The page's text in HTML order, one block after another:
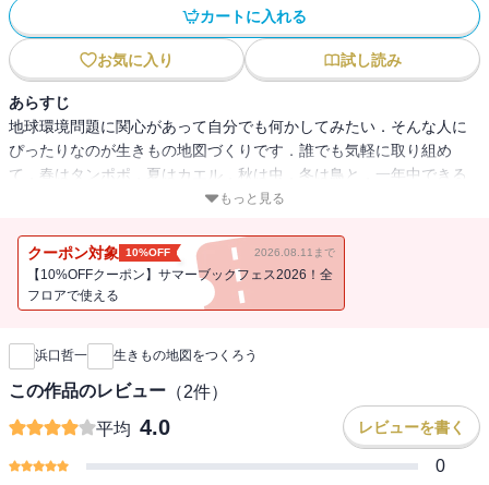
カートに入れる
お気に入り 試し読み
あらすじ
地球環境問題に関心があって自分でも何かしてみたい．そんな人に
ぴったりなのが生きもの地図づくりです．誰でも気軽に取り組め
て，春はタンポポ，夏はカエル，秋は虫，冬は鳥と，一年中できる
のも魅力．何より自分の街の自然に親しめるようになります．身近
う．
もっと見る
クーポン対象 10%OFF 2026.08.11まで
【10%OFFクーポン】サマーブックフェス2026！全
フロアで使える
新刊通知
浜口哲一 生きもの地図をつくろう
この作品のレビュー （2件）
平均 4.0 レビューを書く
0